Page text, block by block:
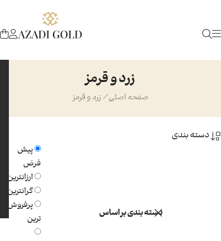
زرد و قرمز
صفحه اصلی / زرد و قرمز
دسته بندی
دسته بندی بر اساس
پیش
فرض
ارزانترین
گرانترین
پرفروش
ترین